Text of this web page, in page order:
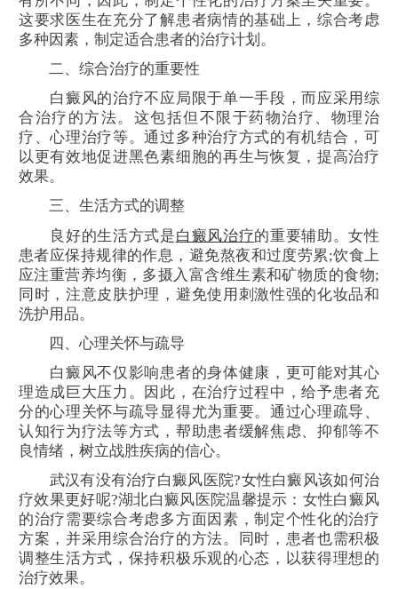
这要求医生在充分了解患者病情的基础上，综合考虑
多种因素，制定适合患者的治疗计划。
二、综合治疗的重要性
白癜风的治疗不应局限于单一手段，而应采用综
合治疗的方法。这包括但不限于药物治疗、物理治
疗、心理治疗等。通过多种治疗方式的有机结合，可
以更有效地促进黑色素细胞的再生与恢复，提高治疗
效果。
三、生活方式的调整
良好的生活方式是白癜风治疗的重要辅助。女性
患者应保持规律的作息，避免熬夜和过度劳累;饮食上
应注重营养均衡，多摄入富含维生素和矿物质的食物;
同时，注意皮肤护理，避免使用刺激性强的化妆品和
洗护用品。
四、心理关怀与疏导
白癜风不仅影响患者的身体健康，更可能对其心
理造成巨大压力。因此，在治疗过程中，给予患者充
分的心理关怀与疏导显得尤为重要。通过心理疏导、
认知行为疗法等方式，帮助患者缓解焦虑、抑郁等不
良情绪，树立战胜疾病的信心。
武汉有没有治疗白癜风医院?女性白癜风该如何治
疗效果更好呢?湖北白癜风医院温馨提示：女性白癜风
的治疗需要综合考虑多方面因素，制定个性化的治疗
方案，并采用综合治疗的方法。同时，患者也需积极
调整生活方式，保持积极乐观的心态，以获得理想的
治疗效果。